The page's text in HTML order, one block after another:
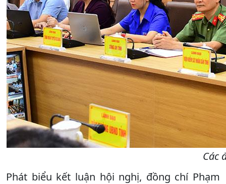
Các
Phát biểu kết luận hội nghị, đồng chí Phạm